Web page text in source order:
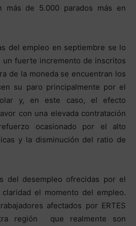
más de 5.000 parados más en
del empleo en septiembre se lo
un fuerte incremento de inscritos
de la moneda se encuentran los
su paro principalmente por el
y, en este caso, el efecto
con una elevada contratación
ocasionado por el alto
y la disminución del ratio de
del desempleo ofrecidas por el
el momento del empleo.
afectados por ERTES
región que realmente son